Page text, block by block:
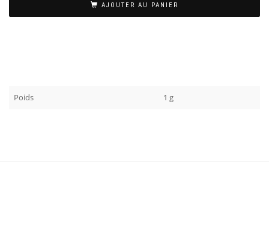
AJOUTER AU PANIER
Poids 1 g